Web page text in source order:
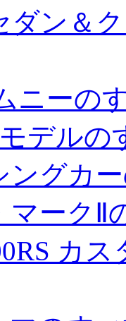
ダン＆
ニーの
デルの
ングカ
マークⅡ
カ